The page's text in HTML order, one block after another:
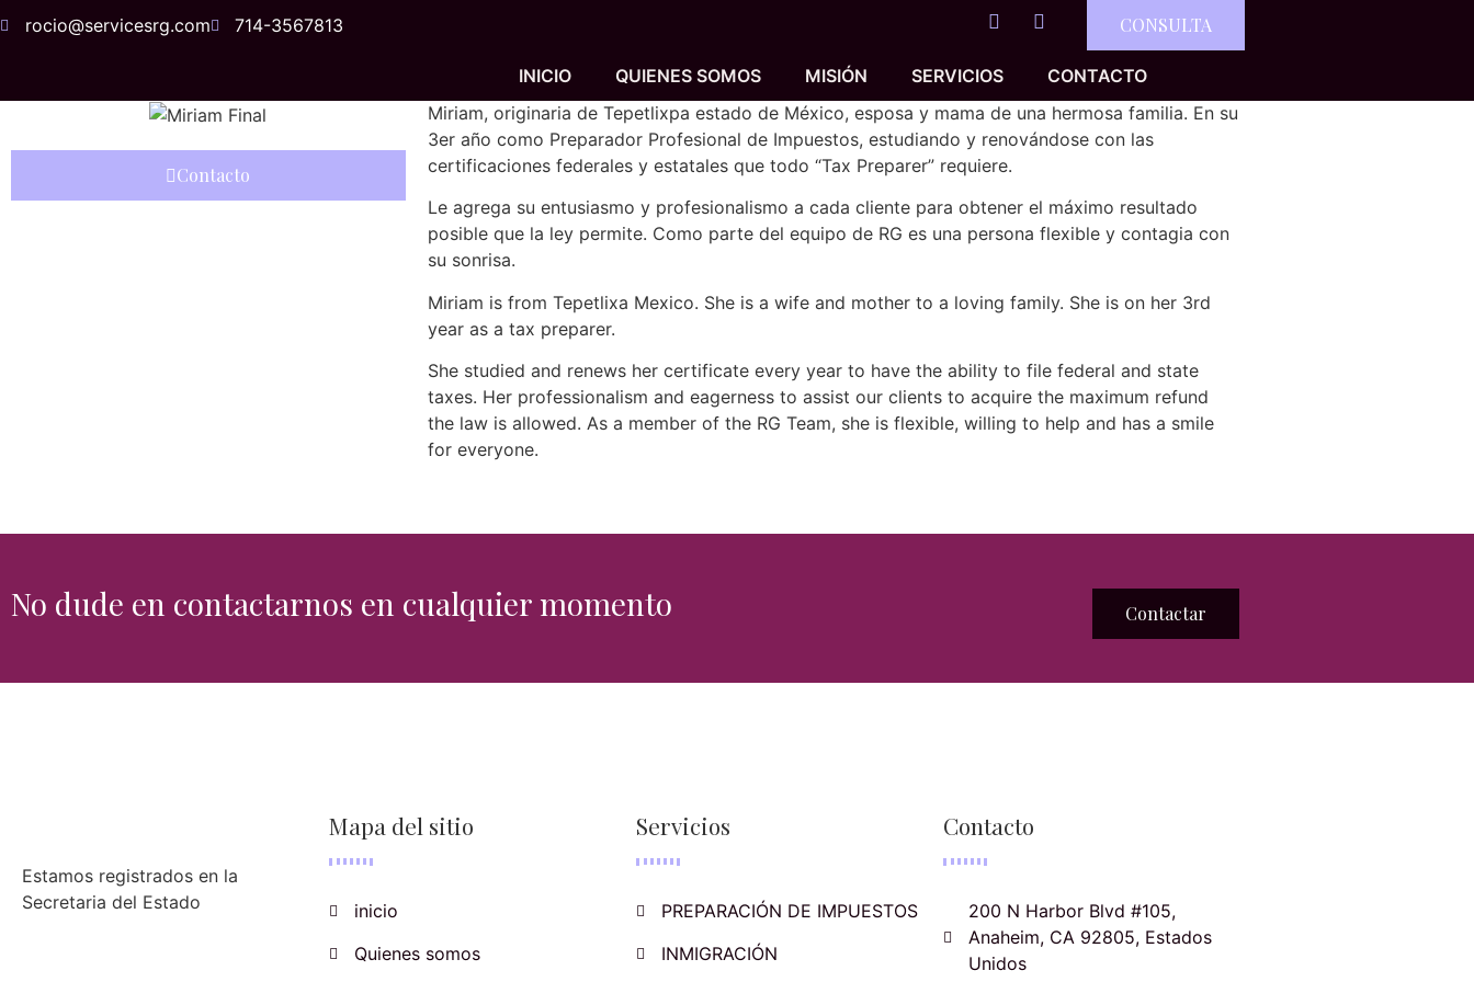
rocio@servicesrg.com 714-3567813 CONSULTA
INICIO QUIENES SOMOS MISIÓN SERVICIOS CONTACTO
Miriam
Contacto
Miriam, originaria de Tepetlixpa estado de México, esposa y mama de una hermosa familia. En su
3er año como Preparador Profesional de Impuestos, estudiando y renovándose con las
certificaciones federales y estatales que todo “Tax Preparer” requiere.
Le agrega su entusiasmo y profesionalismo a cada cliente para obtener el máximo resultado
posible que la ley permite. Como parte del equipo de RG es una persona flexible y contagia con
su sonrisa.
Miriam is from Tepetlixa Mexico. She is a wife and mother to a loving family. She is on her 3rd
year as a tax preparer.
She studied and renews her certificate every year to have the ability to file federal and state
taxes. Her professionalism and eagerness to assist our clients to acquire the maximum refund
the law is allowed. As a member of the RG Team, she is flexible, willing to help and has a smile
for everyone.
No dude en contactarnos en cualquier momento Contactar
Estamos registrados en la
Secretaria del Estado
Mapa del sitio
inicio
Quienes somos
Servicios
PREPARACIÓN DE IMPUESTOS
INMIGRACIÓN
Contacto
200 N Harbor Blvd #105,
Anaheim, CA 92805, Estados
Unidos